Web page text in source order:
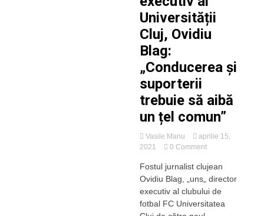
Universității
Cluj, Ovidiu
Blag:
„Conducerea și
suporterii
trebuie să aibă
un țel comun”
Vasile Manu
aprilie 15,
2021
0 Commenton
declarații
ale
noului
director
Fostul jurnalist clujean
Ovidiu Blag, „uns„ director
executiv al clubului de
fotbal FC Universitatea